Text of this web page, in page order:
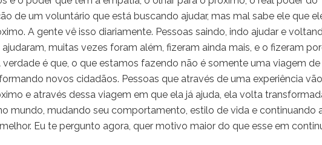
de um voluntário que está buscando ajudar, mas mal sabe ele que
A gente vê isso diariamente. Pessoas saindo, indo ajudar e
muitas vezes foram além, fizeram ainda mais, e o fizeram
é que, o que estamos fazendo não é somente uma viagem de
novos cidadãos. Pessoas que através de uma experiência vão
e através dessa viagem em que ela já ajuda, ela volta
mundo, mudando seu comportamento, estilo de vida e continuando
Eu te pergunto agora, quer motivo maior do que esse em